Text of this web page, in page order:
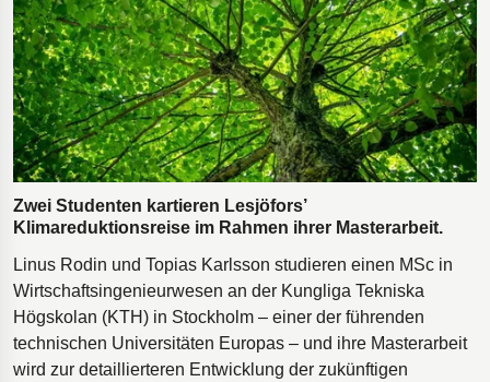
Bohrgeräte für die Öl- und Gasförderung
Tumbl Trak Schwingboden
Easyrig Kamera-Stative
Feal Rampensystem
Polestar 2 Fahrwerksfedern
Öhlins Motorrad-Federn
Zwei Studenten kartieren Lesjöfors’
Klimareduktionsreise im Rahmen ihrer Masterarbeit.
Linus Rodin und Topias Karlsson studieren einen MSc in
Wirtschaftsingenieurwesen an der Kungliga Tekniska
Högskolan (KTH) in Stockholm – einer der führenden
technischen Universitäten Europas – und ihre Masterarbeit
wird zur detaillierteren Entwicklung der zukünftigen